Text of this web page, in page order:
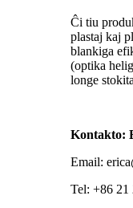
Ĉi tiu
plastaj kaj
blankiga
(optika
longe
Kontakto:
Email:
Tel: +86 21